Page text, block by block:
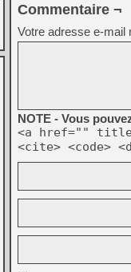
Commentaire ¬
Votre adresse e-mail
NOTE - Vous
<a href=""
<cite> <code>